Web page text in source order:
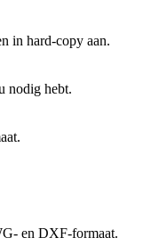
in hard-copy aan.
nodig hebt.
en DXF-formaat.